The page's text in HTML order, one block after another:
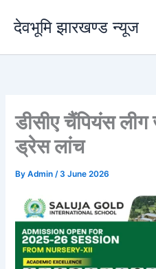
content
देवभूमि झारखण्ड न्यूज
डीसीए चैंपियंस
ड्रेस लांच
ByAdmin/3 June 2026